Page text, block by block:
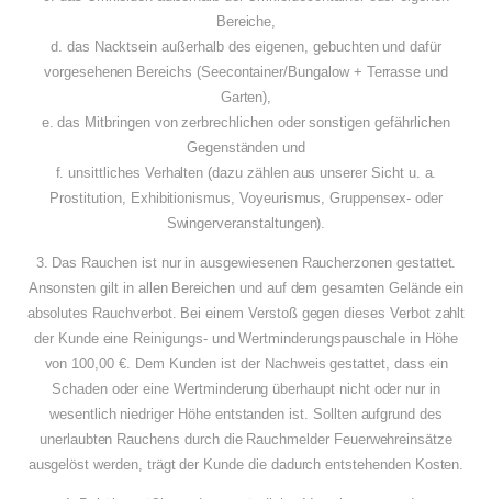
Bereiche,
d. das Nacktsein außerhalb des eigenen, gebuchten und dafür
vorgesehenen Bereichs (Seecontainer/Bungalow + Terrasse und
Garten),
e. das Mitbringen von zerbrechlichen oder sonstigen gefährlichen
Gegenständen und
f. unsittliches Verhalten (dazu zählen aus unserer Sicht u. a.
Prostitution, Exhibitionismus, Voyeurismus, Gruppensex- oder
Swingerveranstaltungen).
3. Das Rauchen ist nur in ausgewiesenen Raucherzonen gestattet.
Ansonsten gilt in allen Bereichen und auf dem gesamten Gelände ein
absolutes Rauchverbot. Bei einem Verstoß gegen dieses Verbot zahlt
der Kunde eine Reinigungs- und Wertminderungspauschale in Höhe
von 100,00 €. Dem Kunden ist der Nachweis gestattet, dass ein
Schaden oder eine Wertminderung überhaupt nicht oder nur in
wesentlich niedriger Höhe entstanden ist. Sollten aufgrund des
unerlaubten Rauchens durch die Rauchmelder Feuerwehreinsätze
ausgelöst werden, trägt der Kunde die dadurch entstehenden Kosten.